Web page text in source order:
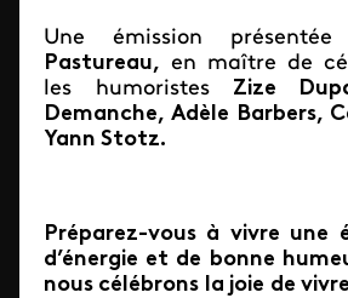
Une émission
Pastureau, en maître de
les humoristesZize
Demanche, Adèle Barbers,
Yann Stotz.
Préparez-vous à vivre une
d’énergie et de bonne
nous célébrons la joie de